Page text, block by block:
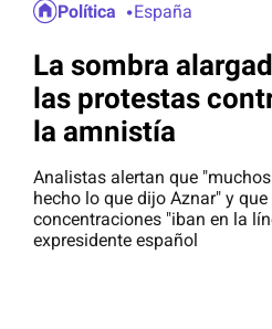
Política España
La sombra
las protestas
la amnistía
Analistas alertan que
hecho lo que dijo Aznar" y
concentraciones "iban en la
expresidente español